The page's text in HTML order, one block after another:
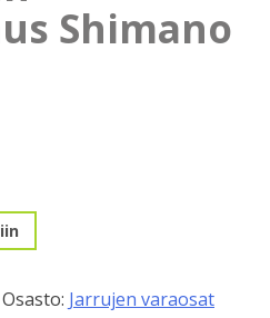
Shimano
Osasto: Jarrujen varaosat